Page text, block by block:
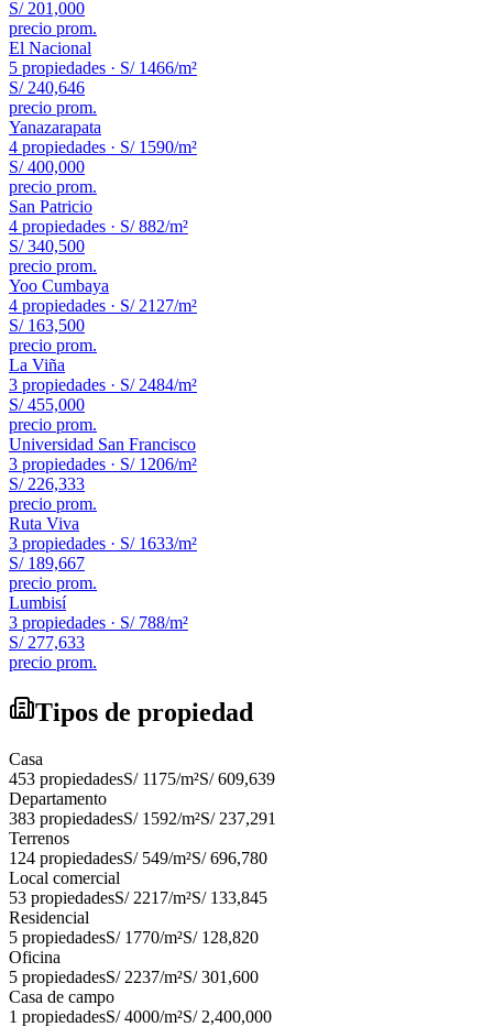
S/ 201,000
precio prom.
El Nacional
5 propiedades · S/ 1466/m²
S/ 240,646
precio prom.
Yanazarapata
4 propiedades · S/ 1590/m²
S/ 400,000
precio prom.
San Patricio
4 propiedades · S/ 882/m²
S/ 340,500
precio prom.
Yoo Cumbaya
4 propiedades · S/ 2127/m²
S/ 163,500
precio prom.
La Viña
3 propiedades · S/ 2484/m²
S/ 455,000
precio prom.
Universidad San Francisco
3 propiedades · S/ 1206/m²
S/ 226,333
precio prom.
Ruta Viva
3 propiedades · S/ 1633/m²
S/ 189,667
precio prom.
Lumbisí
3 propiedades · S/ 788/m²
S/ 277,633
precio prom.
Tipos de propiedad
Casa
453 propiedadesS/ 1175/m²S/ 609,639
Departamento
383 propiedadesS/ 1592/m²S/ 237,291
Terrenos
124 propiedadesS/ 549/m²S/ 696,780
Local comercial
53 propiedadesS/ 2217/m²S/ 133,845
Residencial
5 propiedadesS/ 1770/m²S/ 128,820
Oficina
5 propiedadesS/ 2237/m²S/ 301,600
Casa de campo
1 propiedadesS/ 4000/m²S/ 2,400,000